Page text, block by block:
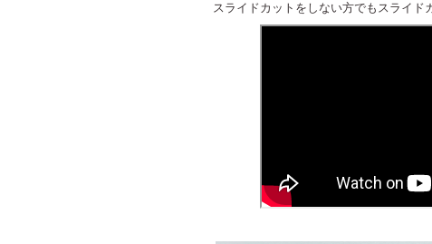
スライドカットをしない方でもスライド